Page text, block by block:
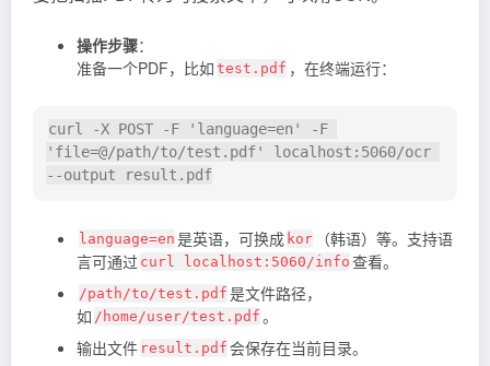
操作步骤：
准备一个PDF，比如 test.pdf ，在终端运行：
curl -X POST -F 'language=en' -F
'file=@/path/to/test.pdf' localhost:5060/ocr
language=en 是英语，可换成 kor
（韩语）等。支持语
言可通过 curl localhost:5060/info 查看。
/path/to/test.pdf 是文件路径，
如 /home/user/test.pdf 。
输出文件 result.pdf 会保存在当前目录。